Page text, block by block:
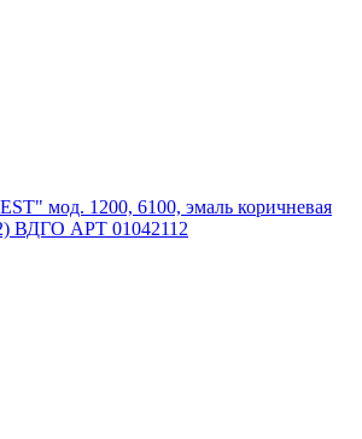
мод. 1200, 6100, эмаль коричневая
ВДГО АРТ 01042112